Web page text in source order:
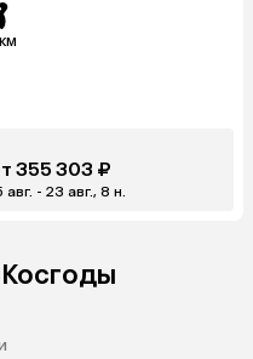
355 303 ₽
авг. - 23 авг., 8 н.